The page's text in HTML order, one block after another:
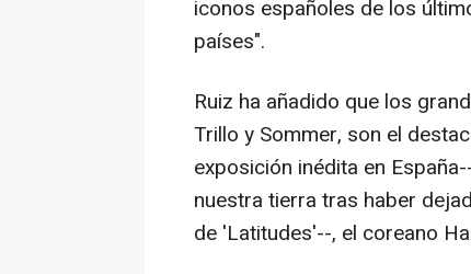
iconos españoles de los
países".
Ruiz ha añadido que los
Trillo y Sommer, son el
exposición inédita en
nuestra tierra tras haber
de 'Latitudes'--, el coreano